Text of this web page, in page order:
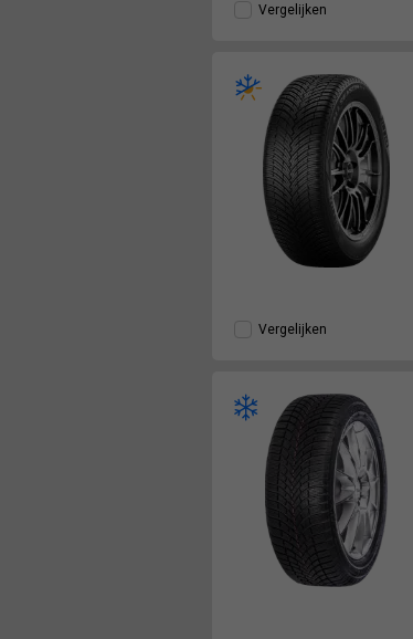
Vergelijken
Vergelijken